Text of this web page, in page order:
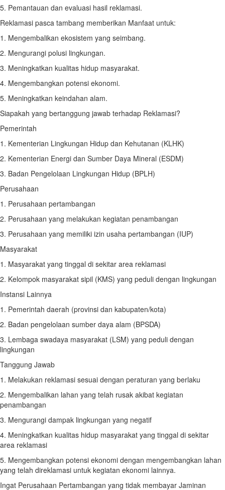
5. Pemantauan dan evaluasi hasil reklamasi.
Reklamasi pasca tambang memberikan Manfaat untuk:
1. Mengembalikan ekosistem yang seimbang.
2. Mengurangi polusi lingkungan.
3. Meningkatkan kualitas hidup masyarakat.
4. Mengembangkan potensi ekonomi.
5. Meningkatkan keindahan alam.
Siapakah yang bertanggung jawab terhadap Reklamasi?
Pemerintah
1. Kementerian Lingkungan Hidup dan Kehutanan (KLHK)
2. Kementerian Energi dan Sumber Daya Mineral (ESDM)
3. Badan Pengelolaan Lingkungan Hidup (BPLH)
Perusahaan
1. Perusahaan pertambangan
2. Perusahaan yang melakukan kegiatan penambangan
3. Perusahaan yang memiliki izin usaha pertambangan (IUP)
Masyarakat
1. Masyarakat yang tinggal di sekitar area reklamasi
2. Kelompok masyarakat sipil (KMS) yang peduli dengan lingkungan
Instansi Lainnya
1. Pemerintah daerah (provinsi dan kabupaten/kota)
2. Badan pengelolaan sumber daya alam (BPSDA)
3. Lembaga swadaya masyarakat (LSM) yang peduli dengan
lingkungan
Tanggung Jawab
1. Melakukan reklamasi sesuai dengan peraturan yang berlaku
2. Mengembalikan lahan yang telah rusak akibat kegiatan
penambangan
3. Mengurangi dampak lingkungan yang negatif
4. Meningkatkan kualitas hidup masyarakat yang tinggal di sekitar
area reklamasi
5. Mengembangkan potensi ekonomi dengan mengembangkan lahan
yang telah direklamasi untuk kegiatan ekonomi lainnya.
Ingat Perusahaan Pertambangan yang tidak membayar Jaminan